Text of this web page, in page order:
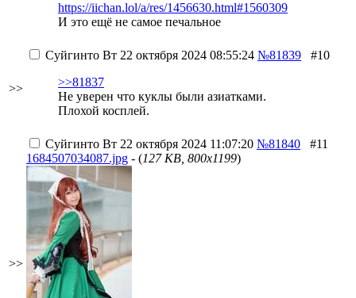
https://iichan.lol/a/res/1456630.html#1560309
И это ещё не самое печальное
>>
Суйгинто Вт 22 октября 2024 08:55:24 №81839
#10
>>81837
Не уверен что куклы были азиатками.
Плохой косплей.
>>
Суйгинто Вт 22 октября 2024 11:07:20 №81840
#11
1684507034087.jpg - (127 KB, 800x1199)